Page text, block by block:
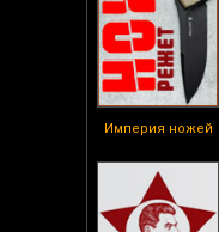
Империя ножей